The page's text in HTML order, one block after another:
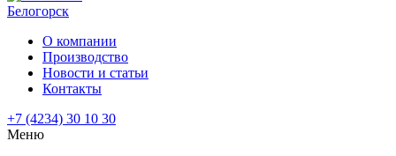
Белогорск
О компании
Производство
Новости и статьи
Контакты
+7 (4234) 30 10 30
Меню